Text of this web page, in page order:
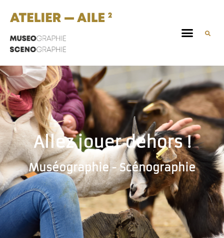
Allez jouer dehors !
Muséographie - Scénographie